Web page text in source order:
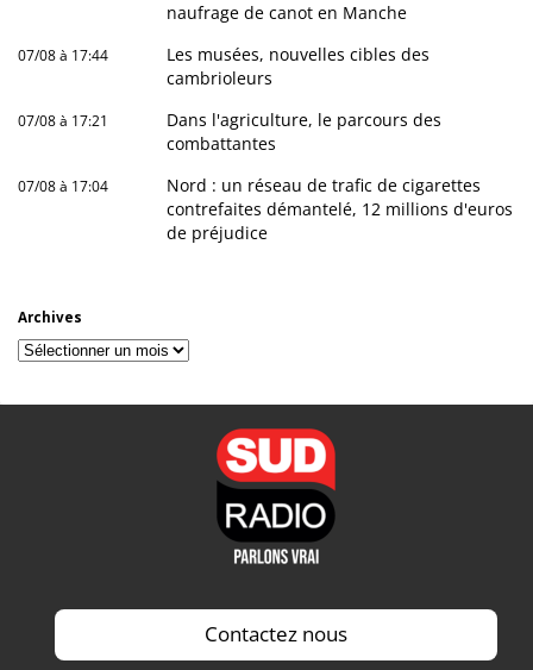
naufrage de canot en Manche
07/08 à 17:44
Les musées, nouvelles cibles des
cambrioleurs
07/08 à 17:21
Dans l'agriculture, le parcours des
combattantes
07/08 à 17:04
Nord : un réseau de trafic de cigarettes
contrefaites démantelé, 12 millions d'euros
de préjudice
Archives
Archives
Contactez nous